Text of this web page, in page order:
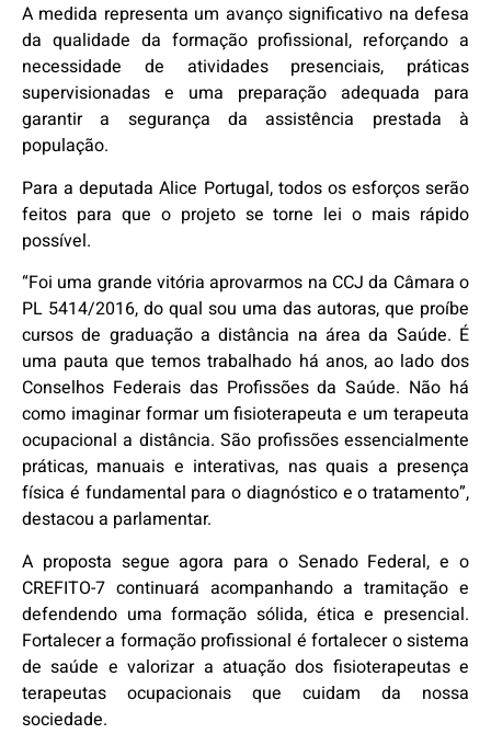
A medida representa um avanço significativo na defesa
da qualidade da formação profissional, reforçando a
necessidade de atividades presenciais, práticas
supervisionadas e uma preparação adequada para
garantir a segurança da assistência prestada à
população.
Para a deputada Alice Portugal, todos os esforços serão
feitos para que o projeto se torne lei o mais rápido
possível.
“Foi uma grande vitória aprovarmos na CCJ da Câmara o
PL 5414/2016, do qual sou uma das autoras, que proíbe
cursos de graduação a distância na área da Saúde. É
uma pauta que temos trabalhado há anos, ao lado dos
Conselhos Federais das Profissões da Saúde. Não há
como imaginar formar um fisioterapeuta e um terapeuta
ocupacional a distância. São profissões essencialmente
práticas, manuais e interativas, nas quais a presença
física é fundamental para o diagnóstico e o tratamento”,
destacou a parlamentar.
A proposta segue agora para o Senado Federal, e o
CREFITO-7 continuará acompanhando a tramitação e
defendendo uma formação sólida, ética e presencial.
Fortalecer a formação profissional é fortalecer o sistema
de saúde e valorizar a atuação dos fisioterapeutas e
terapeutas ocupacionais que cuidam da nossa
sociedade.